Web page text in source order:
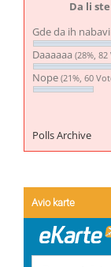
Da li
Gde da ih
Daaaaaa (28%, 82
Nope (21%, 60
Polls Archive
Avio karte